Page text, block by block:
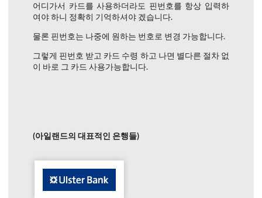
어디가서 카드를 사용하더라도 핀번호를 항상 입력하
여야 하니 정확히 기억하셔야 겠습니다.
물론 핀번호는 나중에 원하는 번호로 변경 가능합니다.
그렇게 핀번호 받고 카드 수령 하고 나면 별다른 절차 없
이 바로 그 카드 사용가능합니다.
(아일랜드의 대표적인 은행들)